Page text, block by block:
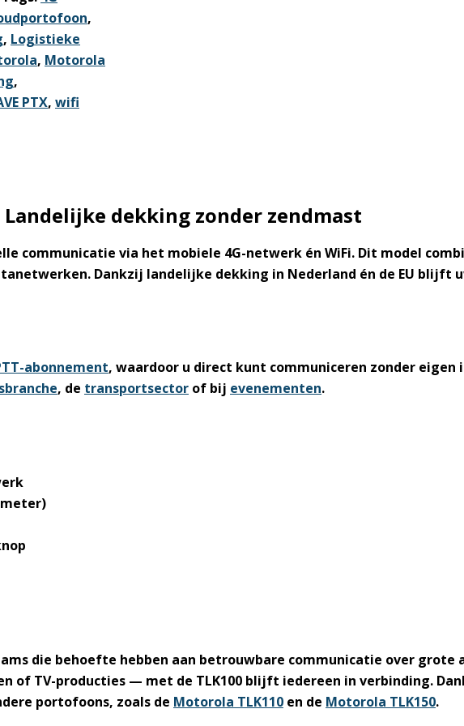
,
, Logistieke
, Motorola
,
PTX, wifi
dekking zonder zendmast
communicatie via het mobiele 4G-netwerk én WiFi. Dit model
Dankzij landelijke dekking in Nederland én de EU blijft
abonnement, waardoor u direct kunt communiceren zonder
, de transportsector of bij evenementen.
die behoefte hebben aan betrouwbare communicatie over grote
TV-producties — met de TLK100 blijft iedereen in verbinding.
portofoons, zoals de Motorola TLK110 en de Motorola TLK150.